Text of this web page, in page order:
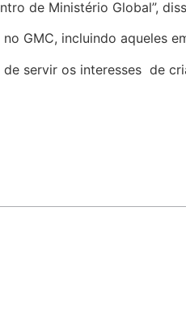
de Ministério Global”,
GMC, incluindo aqueles
servir os interesses de